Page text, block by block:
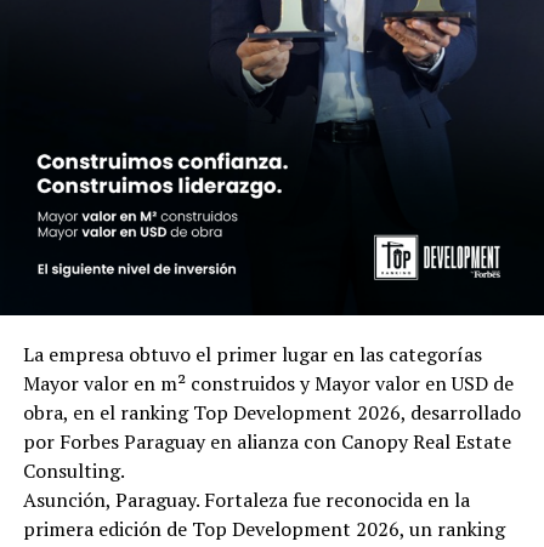
La empresa obtuvo el primer lugar en las categorías
Mayor valor en m² construidos y Mayor valor en USD de
obra, en el ranking Top Development 2026, desarrollado
por Forbes Paraguay en alianza con Canopy Real Estate
Consulting.
Asunción, Paraguay. Fortaleza fue reconocida en la
primera edición de Top Development 2026, un ranking